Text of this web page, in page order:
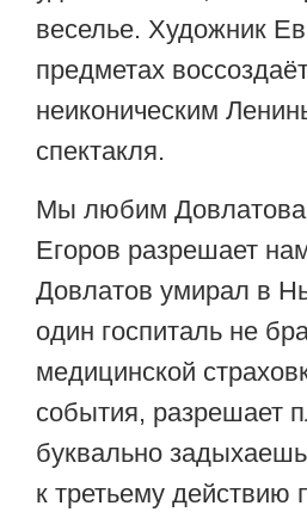
веселье. Художник
предметах
неиконическим
спектакля.
Мы любим Довлатова
Егоров разрешает
Довлатов умирал в
один госпиталь не
медицинской
события, разрешает
буквально
к третьему действию